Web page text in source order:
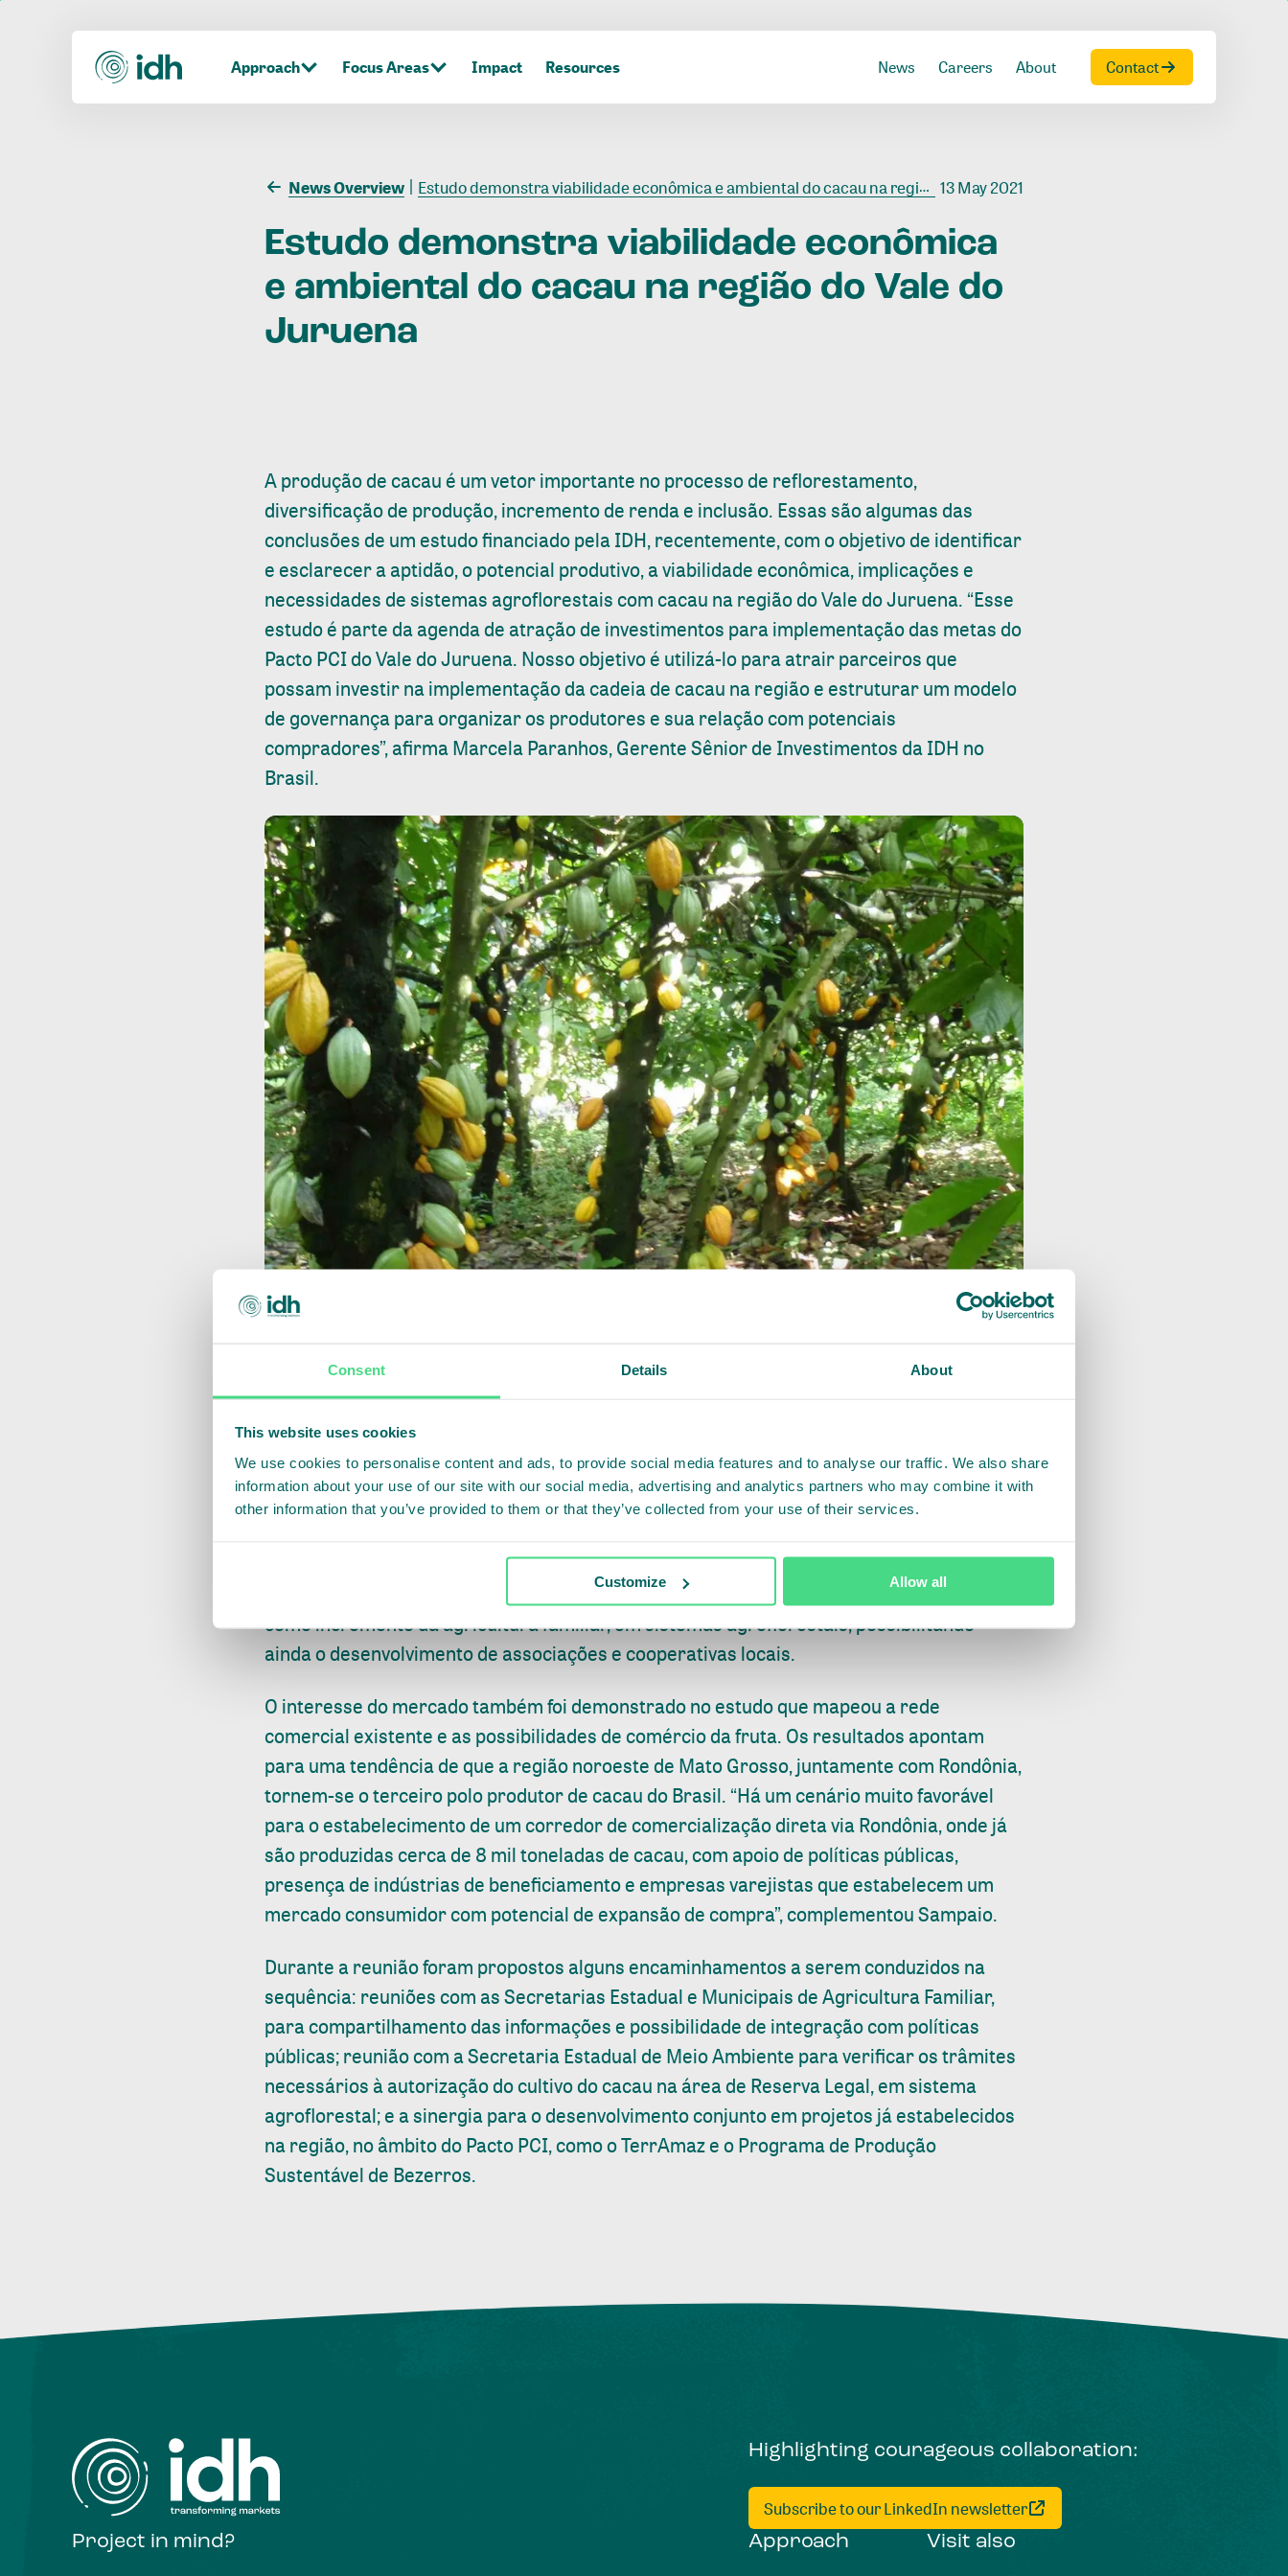
Consent Details About
This website uses cookies
We use cookies to personalise content and ads, to provide social media features and to analyse our traffic. We also share
information about your use of our site with our social media, advertising and analytics partners who may combine it with
other information that you’ve provided to them or that they’ve collected from your use of their services.
Customize Allow all
Approach Focus Areas Impact Resources News Careers About Contact
News Overview Estudo demonstra viabilidade econômica e ambiental do cacau na região do Vale do Juruena 13 May 2021
Estudo demonstra viabilidade econômica
e ambiental do cacau na região do Vale do
Juruena
A produção de cacau é um vetor importante no processo de reflorestamento,
diversificação de produção, incremento de renda e inclusão. Essas são algumas das
conclusões de um estudo financiado pela IDH, recentemente, com o objetivo de identificar
e esclarecer a aptidão, o potencial produtivo, a viabilidade econômica, implicações e
necessidades de sistemas agroflorestais com cacau na região do Vale do Juruena. “Esse
estudo é parte da agenda de atração de investimentos para implementação das metas do
Pacto PCI do Vale do Juruena. Nosso objetivo é utilizá-lo para atrair parceiros que
possam investir na implementação da cadeia de cacau na região e estruturar um modelo
de governança para organizar os produtores e sua relação com potenciais
compradores”, afirma Marcela Paranhos, Gerente Sênior de Investimentos da IDH no
Brasil.
Os resultados desse trabalho foram apresentados por Eduardo Sampaio, da Agrovista,
durante reunião do Comitê Gestor do Pacto Regional PCI do Vale do Juruena, no final de
abril. O cultivo já está presente na região ainda de forma incipiente, mas conta com o
interesse dos municípios que fazem parte do Pacto (Juruena e Cotriguaçu).
A escala da cultura poderá ser estruturada a partir dos modelos propostos, como por
exemplo, a integração do cacau com pecuária, para restauro de áreas degradadas, ou
como incremento da agricultura familiar, em sistemas agroflorestais, possibilitando
ainda o desenvolvimento de associações e cooperativas locais.
O interesse do mercado também foi demonstrado no estudo que mapeou a rede
comercial existente e as possibilidades de comércio da fruta. Os resultados apontam
para uma tendência de que a região noroeste de Mato Grosso, juntamente com Rondônia,
tornem-se o terceiro polo produtor de cacau do Brasil. “Há um cenário muito favorável
para o estabelecimento de um corredor de comercialização direta via Rondônia, onde já
são produzidas cerca de 8 mil toneladas de cacau, com apoio de políticas públicas,
presença de indústrias de beneficiamento e empresas varejistas que estabelecem um
mercado consumidor com potencial de expansão de compra”, complementou Sampaio.
Durante a reunião foram propostos alguns encaminhamentos a serem conduzidos na
sequência: reuniões com as Secretarias Estadual e Municipais de Agricultura Familiar,
para compartilhamento das informações e possibilidade de integração com políticas
públicas; reunião com a Secretaria Estadual de Meio Ambiente para verificar os trâmites
necessários à autorização do cultivo do cacau na área de Reserva Legal, em sistema
agroflorestal; e a sinergia para o desenvolvimento conjunto em projetos já estabelecidos
na região, no âmbito do Pacto PCI, como o TerrAmaz e o Programa de Produção
Sustentável de Bezerros.
Highlighting courageous collaboration:
Subscribe to our LinkedIn newsletter
Project in mind? Approach Visit also